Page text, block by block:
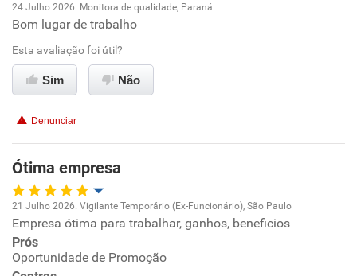
Conciliação com a vida familiar
Benefícios
Não recomenda esta empresa
Não recomenda a diretoria
Oportunidade de promoção
Ambiente de trabalho
Benefícios
Recomenda esta empresa
Recomenda a diretoria
24 Julho 2026. Monitora de qualidade, Paraná
Bom lugar de trabalho
Esta avaliação foi útil?
Sim Não
Denunciar
Ótima empresa
Oportunidade de promoção
Ambiente de trabalho
21 Julho 2026. Vigilante Temporário (Ex-Funcionário), São Paulo
Empresa ótima para trabalhar, ganhos, beneficios
Prós
Oportunidade de Promoção